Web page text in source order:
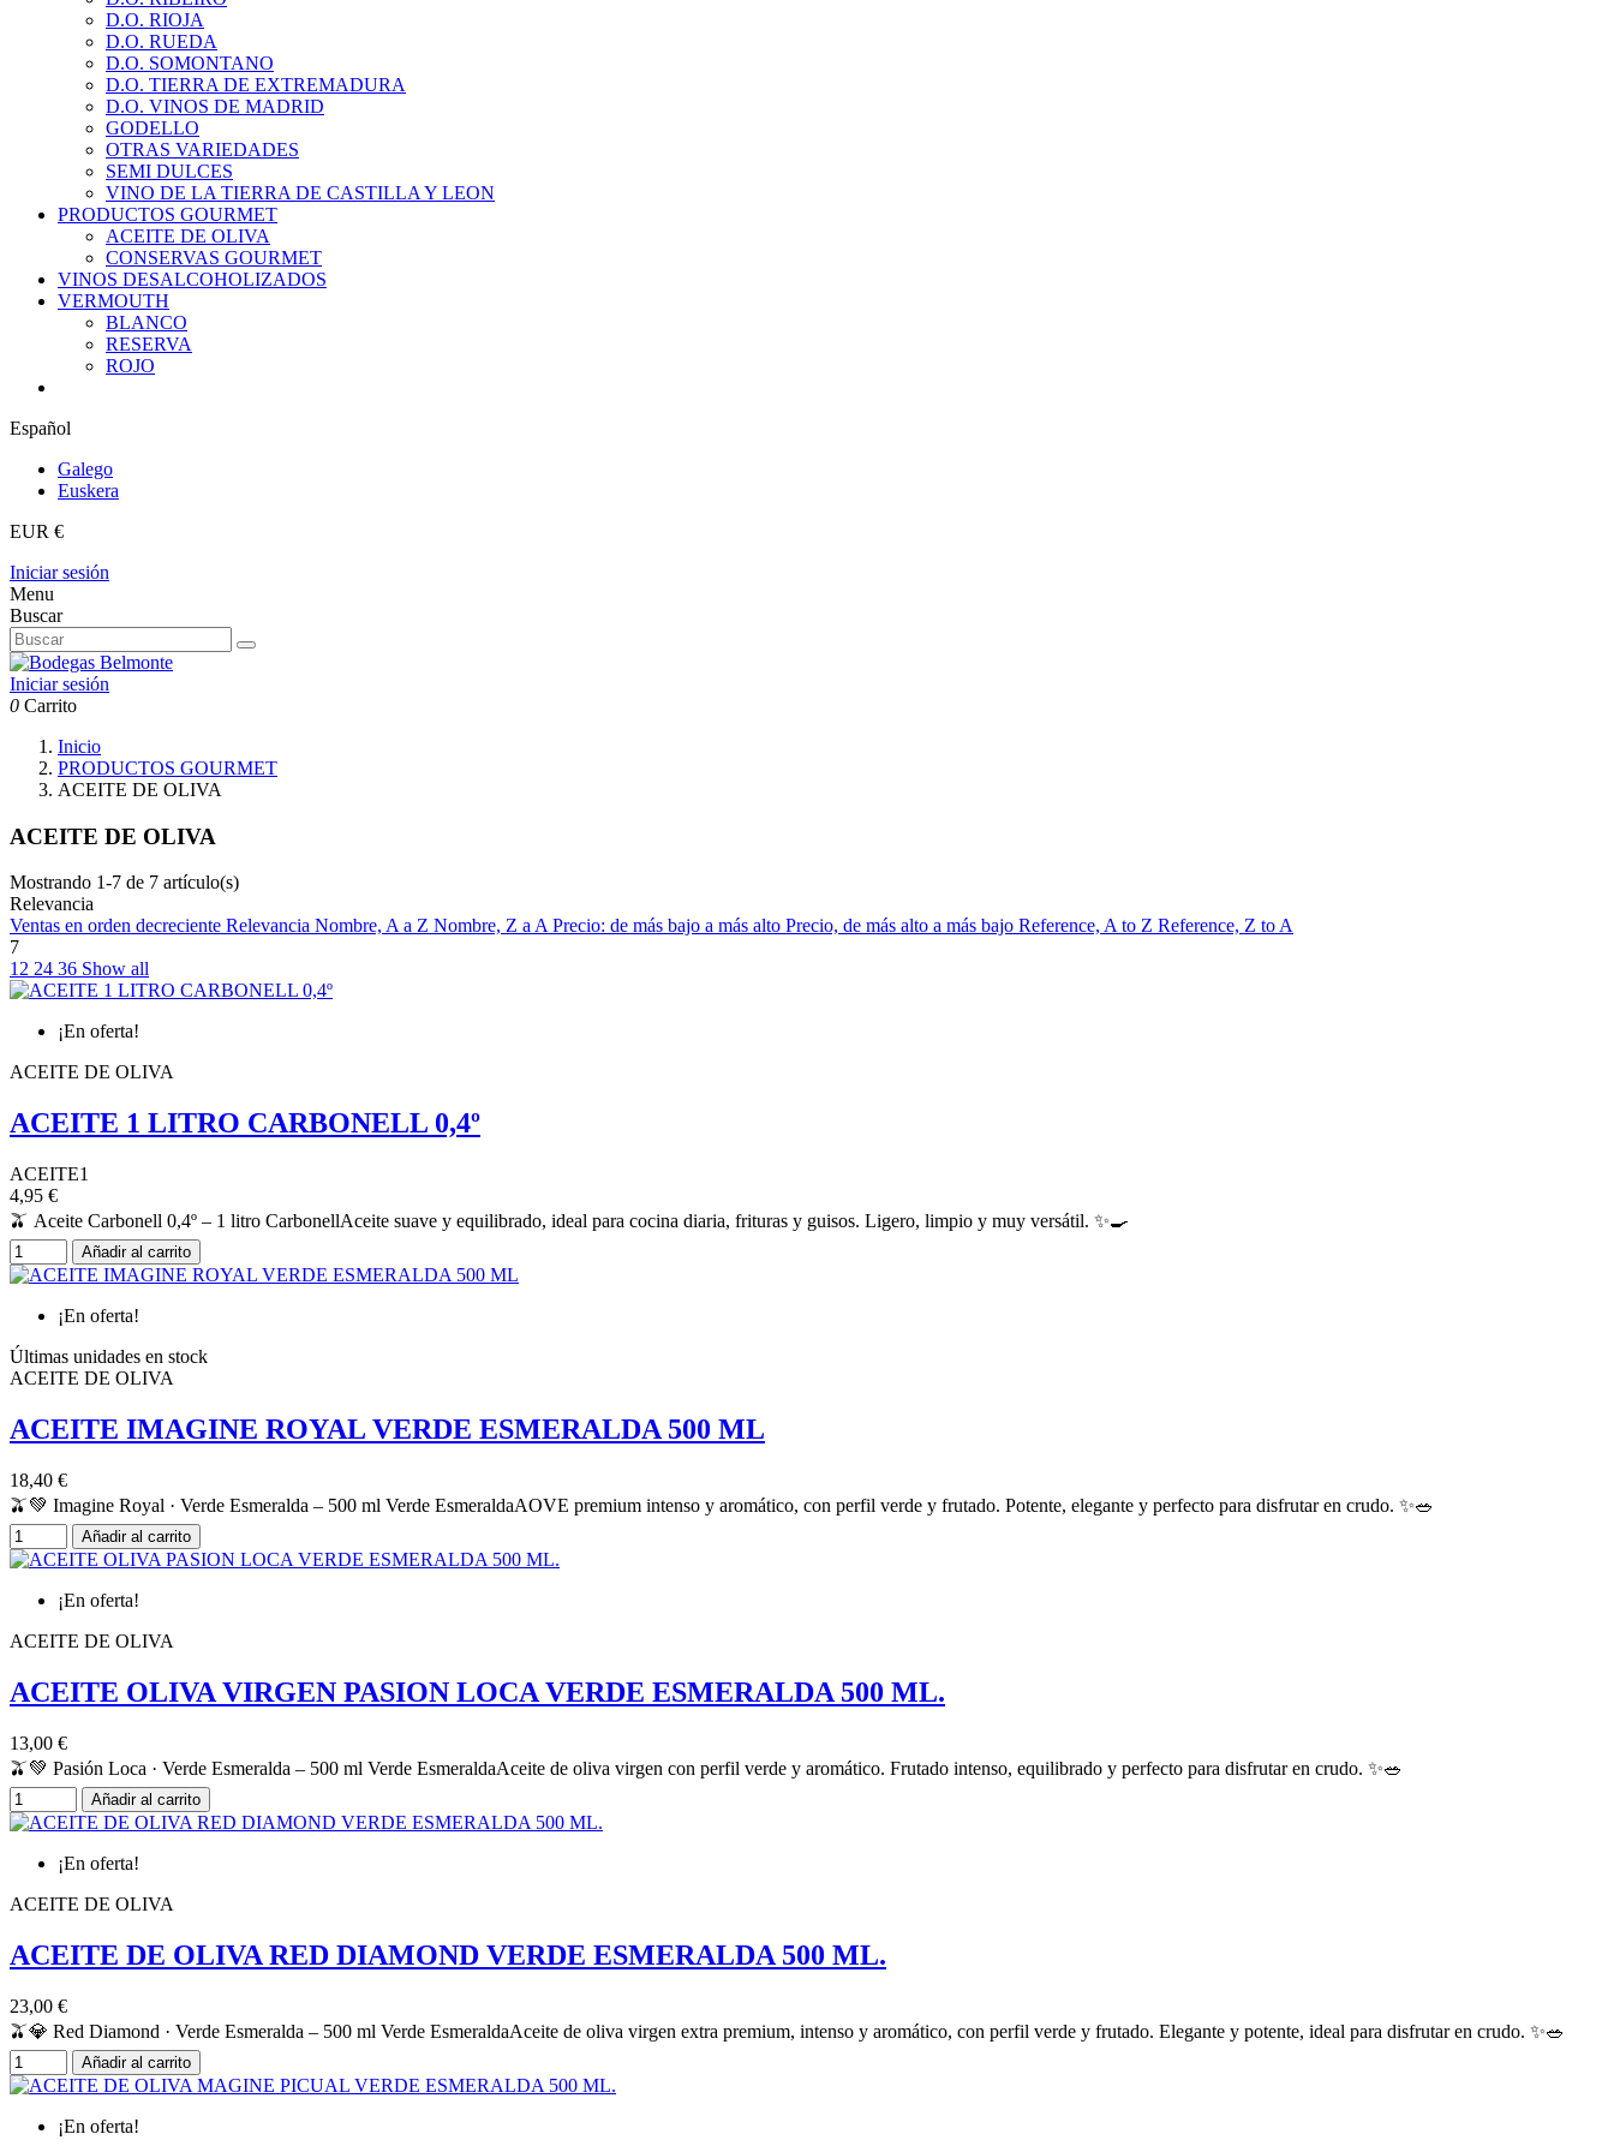
D.O. RIOJA
D.O. RUEDA
D.O. SOMONTANO
D.O. TIERRA DE EXTREMADURA
D.O. VINOS DE MADRID
GODELLO
OTRAS VARIEDADES
SEMI DULCES
VINO DE LA TIERRA DE CASTILLA Y LEON
PRODUCTOS GOURMET
ACEITE DE OLIVA
CONSERVAS GOURMET
VINOS DESALCOHOLIZADOS
VERMOUTH
BLANCO
RESERVA
ROJO
Español
Galego
Euskera
EUR €
Iniciar sesión
Menu
Buscar
Iniciar sesión
0 Carrito
Inicio
PRODUCTOS GOURMET
ACEITE DE OLIVA
ACEITE DE OLIVA
Mostrando 1-7 de 7 artículo(s)
Relevancia
Ventas en orden decreciente Relevancia Nombre, A a Z Nombre, Z a APrecio: de más bajo a más alto Precio, de más alto a más bajo Reference, A to Z Reference, Z to A
7
12 24 36 Show all
¡En oferta!
ACEITE DE OLIVA
ACEITE 1 LITRO CARBONELL 0,4º
ACEITE1
4,95 €
🫒 Aceite Carbonell 0,4º – 1 litro CarbonellAceite suave y equilibrado, ideal para cocina diaria, frituras y guisos. Ligero, limpio y muy versátil. ✨🍳
Añadir al carrito
¡En oferta!
Últimas unidades en stock
ACEITE DE OLIVA
ACEITE IMAGINE ROYAL VERDE ESMERALDA 500 ML
18,40 €
🫒💚 Imagine Royal · Verde Esmeralda – 500 ml Verde EsmeraldaAOVE premium intenso y aromático, con perfil verde y frutado. Potente, elegante y perfecto para disfrutar en crudo. ✨🥗
Añadir al carrito
¡En oferta!
ACEITE DE OLIVA
ACEITE OLIVA VIRGEN PASION LOCA VERDE ESMERALDA 500 ML.
13,00 €
🫒💚 Pasión Loca · Verde Esmeralda – 500 ml Verde EsmeraldaAceite de oliva virgen con perfil verde y aromático. Frutado intenso, equilibrado y perfecto para disfrutar en crudo. ✨🥗
Añadir al carrito
¡En oferta!
ACEITE DE OLIVA
ACEITE DE OLIVA RED DIAMOND VERDE ESMERALDA 500 ML.
23,00 €
🫒💎 Red Diamond · Verde Esmeralda – 500 ml Verde EsmeraldaAceite de oliva virgen extra premium, intenso y aromático, con perfil verde y frutado. Elegante y potente, ideal para disfrutar en crudo. ✨🥗
Añadir al carrito
¡En oferta!